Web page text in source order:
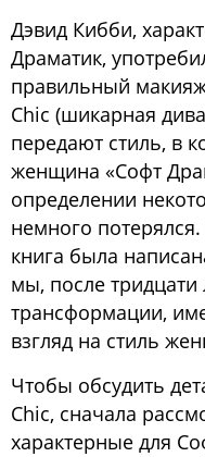
Дэвид Кибби,
Драматик,
правильный
Chic (шикарная
передают стиль, в
женщина «Софт
определении
немного
книга была
мы, после
трансформации,
взгляд на стиль
Чтобы обсудить
Chic, сначала
характерные для